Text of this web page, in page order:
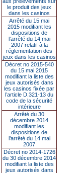
le produit des jeux
dans les casinos
Arrêté du 15 mai
2015 modifiant les
dispositions de
l’arrêté du 14 mai
2007 relatif à la
réglementation des
jeux dans les casinos
Décret no 2015-540
du 15 mai 2015
modifiant la liste des
jeux autorisés dans
les casinos fixée par
l’article D.321-13 du
code de la sécurité
intérieure
Arrêté du 30
décembre 2014
modifiant les
dispositions de
l’arrêté du 14 mai
2007
Décret no 2014-1726
du 30 décembre 2014
modifiant la liste des
jeux autorisés dans